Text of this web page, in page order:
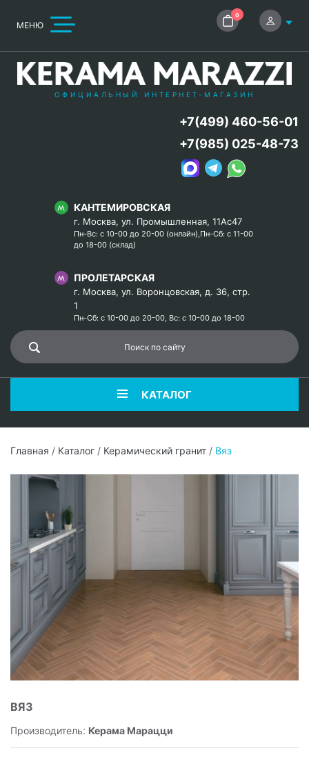
МЕНЮ
0
ОФИЦИАЛЬНЫЙ ИНТЕРНЕТ-МАГАЗИН
КАНТЕМИРОВСКАЯ
г. Москва, ул. Промышленная, 11Ас47
Пн-Вс: с 10-00 до 20-00 (онлайн),Пн-Сб: с 11-00
до 18-00 (склад)
ПРОЛЕТАРСКАЯ
г. Москва, ул. Воронцовская, д. 36, стр.
1
Пн-Сб: с 10-00 до 20-00, Вс: с 10-00 до 18-00
+7(499) 460-56-01
+7(985) 025-48-73
КАТАЛОГ
Главная / Каталог / Керамический гранит / Вяз
ВЯЗ
Производитель: Керама Марацци